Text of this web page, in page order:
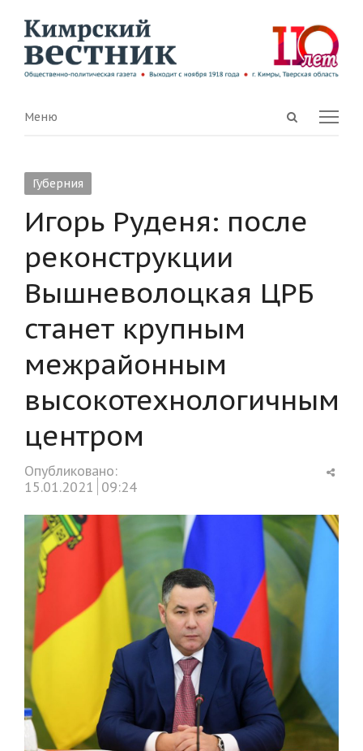
Open
Menu
Меню
Губерния
Игорь Руденя: после
реконструкции
Вышневолоцкая ЦРБ
станет крупным
межрайонным
высокотехнологичным
центром
Опубликовано:
15.01.2021 09:24